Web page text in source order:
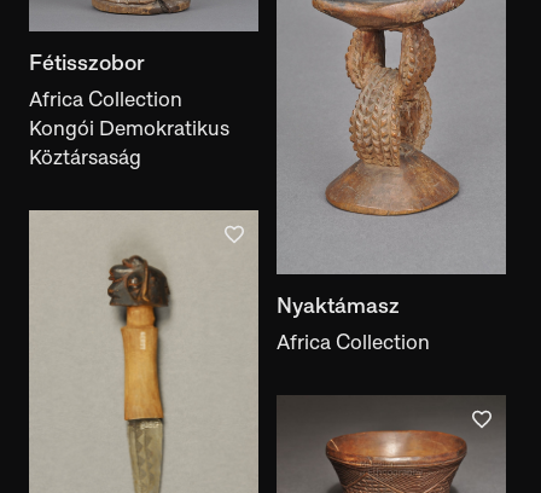
With images
On display
Has a literature reference
With inscriptions
Appears in Motifcreator
Fétisszobor
Africa Collection
Kongói Demokratikus
Köztársaság
Nyaktámasz
Africa Collection